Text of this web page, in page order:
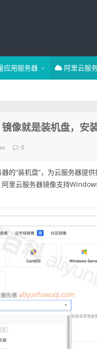
应用服务器 阿里云服
像就是装机盘，安
0
的“装机盘”，为云服务器提
里云服务器镜像支持